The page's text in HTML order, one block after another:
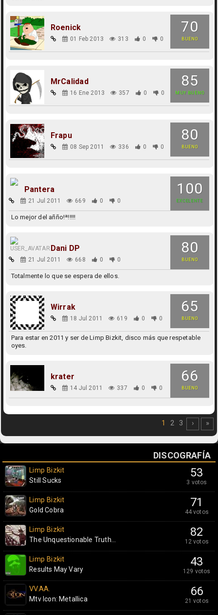
70
BUENO
Roenick
01 Feb 2013 313 0 0
85
MUY BUENO
MrCalidad
16 Ene 2013 357 0 0
80
BUENO
Frapu
08 Sep 2011 336 0 0
100
EXCELENTE
Pantera
21 Jul 2011 669 0 0
Lo mejor del añño!ª!!!!!
80
BUENO
Dani DP
21 Jul 2011 668 0 0
Totalmente lo que se espera de ellos.
65
BUENO
Wirrak
18 Jul 2011 619 0 0
Para estar en 2011 y ser de Limp Bizkit, disco más que respetable
oyes.
66
BUENO
krater
14 Jul 2011 337 0 0
1 2 3 › »
DISCOGRAFÍA
53
3 votos
Limp Bizkit
Still Sucks
71
44 votos
Limp Bizkit
Gold Cobra
82
12 votos
Limp Bizkit
The Unquestionable Truth...
43
129 votos
Limp Bizkit
Results May Vary
66
21 votos
VV.AA.
Mtv Icon: Metallica